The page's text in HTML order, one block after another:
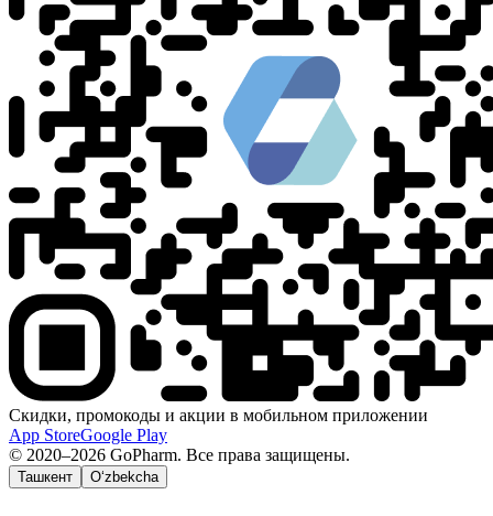
Скидки, промокоды и акции в мобильном приложении
App StoreGoogle Play
© 2020–2026 GoPharm. Все права защищены.
Ташкент O‘zbekcha